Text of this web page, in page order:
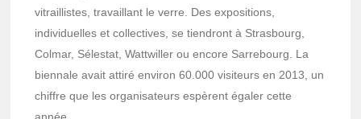
vitraillistes, travaillant le verre. Des expositions,
individuelles et collectives, se tiendront à Strasbourg,
Colmar, Sélestat, Wattwiller ou encore Sarrebourg. La
biennale avait attiré environ 60.000 visiteurs en 2013, un
chiffre que les organisateurs espèrent égaler cette
année.